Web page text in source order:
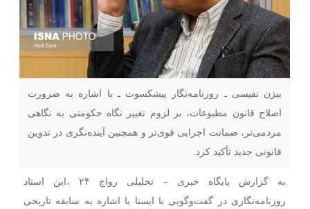
بیژن نفیسی ـ روزنامه‌نگار پیشکسوت ـ با اشاره به ضرورت
اصلاح قانون مطبوعات، بر لزوم تغییر نگاه حکومتی به نگاهی
مردمی‌تر، ضمانت اجرایی قوی‌تر و همچنین آینده‌نگری در تدوین
قانونی جدید تأکید کرد.
به گزارش پایگاه خبری – تحلیلی رواج ۲۴ ،این استاد
روزنامه‌نگاری در گفت‌وگویی با ایسنا با اشاره به سابقه تاریخی